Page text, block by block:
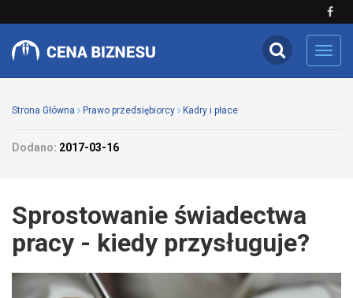
Strona Główna Prawo przedsiębiorcy Kadry i płace
Dodano: 2017-03-16
Sprostowanie świadectwa
pracy - kiedy przysługuje?